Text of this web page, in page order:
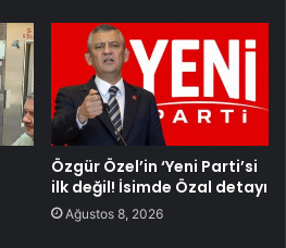
Özgür Özel’in ‘Yeni Parti’si
ilk değil! İsimde Özal detayı
Ağustos 8, 2026